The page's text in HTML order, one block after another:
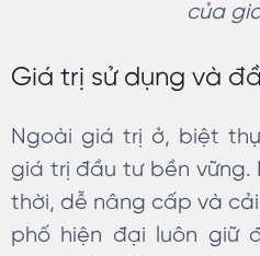
của
Giá trị sử dụng và
Ngoài giá trị ở, biệt
giá trị đầu tư bền vững.
thời, dễ nâng cấp và
phố hiện đại luôn giữ